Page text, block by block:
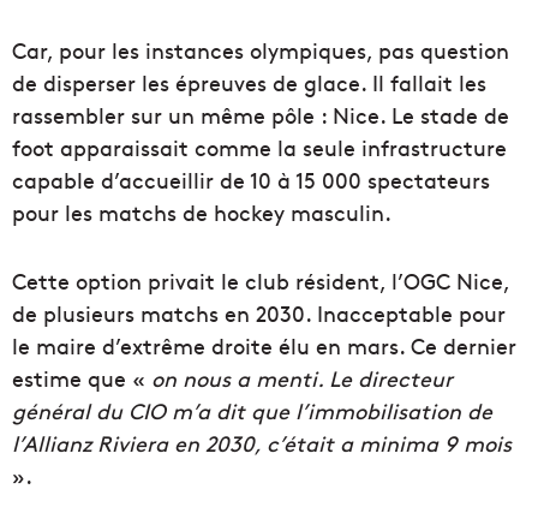
Car, pour les instances olympiques, pas question
de disperser les épreuves de glace. Il fallait les
rassembler sur un même pôle : Nice. Le stade de
foot apparaissait comme la seule infrastructure
capable d’accueillir de 10 à 15 000 spectateurs
pour les matchs de hockey masculin.
Cette option privait le club résident, l’OGC Nice,
de plusieurs matchs en 2030. Inacceptable pour
le maire d’extrême droite élu en mars. Ce dernier
estime que « on nous a menti. Le directeur
général du CIO m’a dit que l’immobilisation de
l’Allianz Riviera en 2030, c’était a minima 9 mois
».